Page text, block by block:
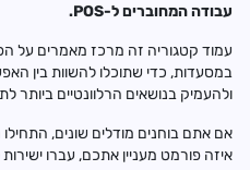
עבודה המחוברים ל-POS.
עמוד קטגוריה זה מרכז מאמרים על
במסעדות, כדי שתוכלו להשוות בין
ולהעמיק בנושאים הרלוונטיים ביותר
אם אתם בוחנים מודלים שונים,
איזה פורמט מעניין אתכם, עברו ישירות